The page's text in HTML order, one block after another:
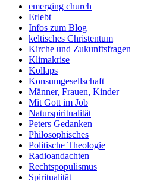
emerging church
Erlebt
Infos zum Blog
keltisches Christentum
Kirche und Zukunftsfragen
Klimakrise
Kollaps
Konsumgesellschaft
Männer, Frauen, Kinder
Mit Gott im Job
Naturspiritualität
Peters Gedanken
Philosophisches
Politische Theologie
Radioandachten
Rechtspopulismus
Spiritualität